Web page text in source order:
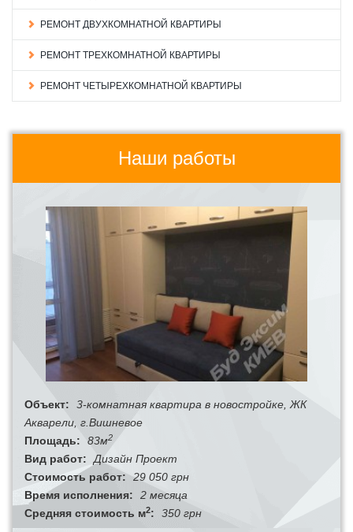
РЕМОНТ ДВУХКОМНАТНОЙ КВАРТИРЫ
РЕМОНТ ТРЕХКОМНАТНОЙ КВАРТИРЫ
РЕМОНТ ЧЕТЫРЕХКОМНАТНОЙ КВАРТИРЫ
Наши работы
Объект:
3-комнатная квартира в новостройке, ЖК
Акварели, г.Вишневое
Площадь:
83м2
Вид работ:
Дизайн Проект
Стоимость работ: 29 050 грн
Время исполнения:
2 месяца
Средняя стоимость м2: 350 грн